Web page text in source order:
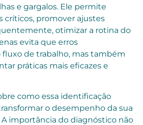
e gargalos. Ele permite
críticos, promover ajustes
otimizar a rotina do
evita que erros
de trabalho, mas também
práticas mais eficazes e
como essa identificação
o desempenho da sua
importância do diagnóstico não